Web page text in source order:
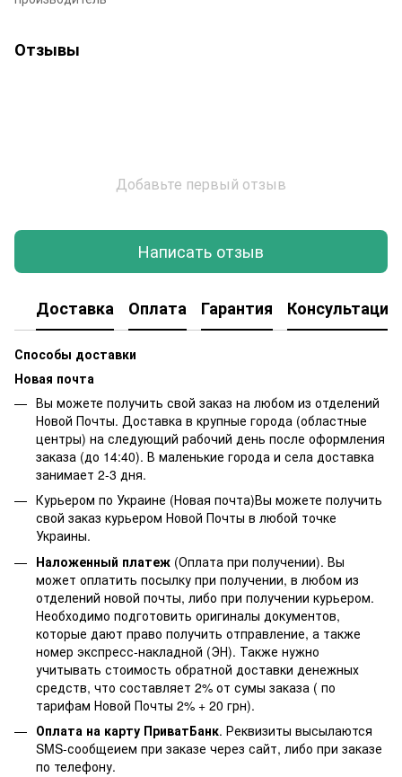
Отзывы
Добавьте первый отзыв
Написать отзыв
Доставка Оплата Гарантия Консультация
Способы доставки
Новая почта
Вы можете получить свой заказ на любом из отделений
Новой Почты. Доставка в крупные города (областные
центры) на следующий рабочий день после оформления
заказа (до 14:40). В маленькие города и села доставка
занимает 2-3 дня.
Курьером по Украине (Новая почта)Вы можете получить
свой заказ курьером Новой Почты в любой точке
Украины.
Наложенный платеж (Оплата при получении). Вы
может оплатить посылку при получении, в любом из
отделений новой почты, либо при получении курьером.
Необходимо подготовить оригиналы документов,
которые дают право получить отправление, а также
номер экспресс-накладной (ЭН). Также нужно
учитывать стоимость обратной доставки денежных
средств, что составляет 2% от сумы заказа ( по
тарифам Новой Почты 2% + 20 грн).
Оплата на карту ПриватБанк. Реквизиты высылаются
SMS-сообщеием при заказе через сайт, либо при заказе
по телефону.